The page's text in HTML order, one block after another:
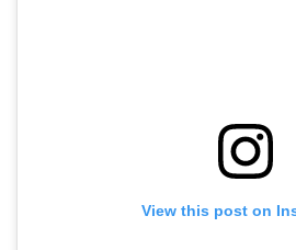
View this post on